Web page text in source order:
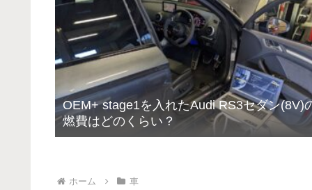
OEM+ stage1を入れたAudi RS3セダン(8V)
燃費はどのくらい？
ホーム 車